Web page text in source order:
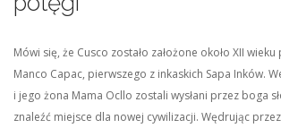
Mówi się, że Cusco zostało założone około XII
Manco Capac, pierwszego z inkaskich Sapa Inków.
i jego żona Mama Ocllo zostali wysłani przez boga
znaleźć miejsce dla nowej cywilizacji. Wędrując